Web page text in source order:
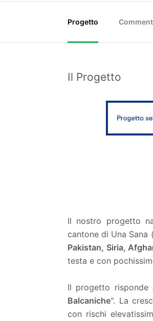
Progetto
Il Progetto
Il nostro progetto
cantone di Una Sana (
Pakistan, Siria,
testa e con
Il progetto risponde
Balcaniche". La
con rischi